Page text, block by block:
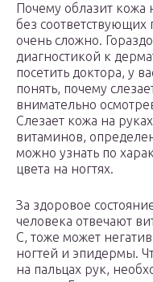
Почему облазит кожа
без
очень сложно.
диагностикой к
посетить доктора, у
понять, почему
внимательно
Слезает кожа на
витаминов,
можно узнать по
цвета на ногтях.
За здоровое
человека отвечают
С, тоже может
ногтей и эпидермы.
на пальцах рук,